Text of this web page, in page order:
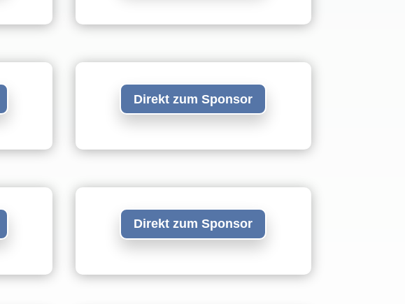
Direkt zum Sponsor
Direkt zum Sponsor